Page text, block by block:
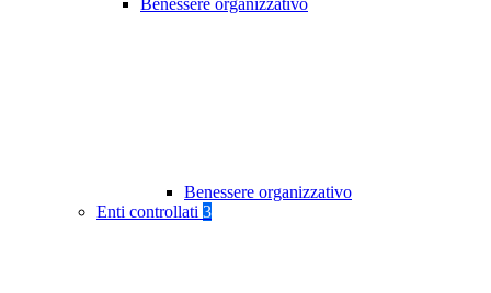
Benessere organizzativo
Benessere organizzativo
Enti controllati 3